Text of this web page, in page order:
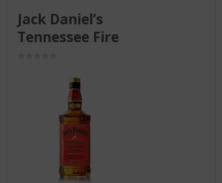
Jack Daniel’s
Tennessee Fire